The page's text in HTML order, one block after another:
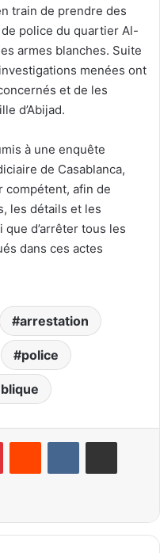
train de prendre des
police du quartier Al-
armes blanches. Suite
menées ont
et de les
d’Abijad.
à une enquête
de Casablanca,
compétent, afin de
les détails et les
d’arrêter tous les
dans ces actes
arrestation
police